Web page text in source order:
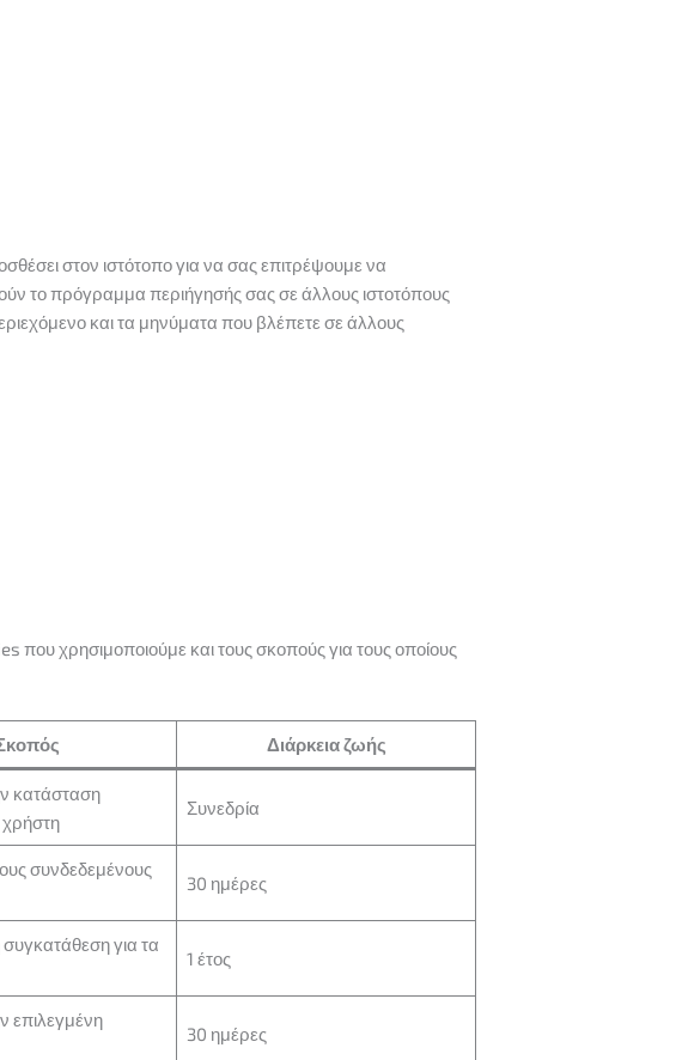
στον ιστότοπο για να σας επιτρέψουμε να
το πρόγραμμα περιήγησής σας σε άλλους ιστοτόπους
και τα μηνύματα που βλέπετε σε άλλους
χρησιμοποιούμε και τους σκοπούς για τους οποίους
Διάρκεια ζωής
κατάσταση
χρήστη
Συνεδρία
συνδεδεμένους
30 ημέρες
για τα
1 έτος
επιλεγμένη
30 ημέρες